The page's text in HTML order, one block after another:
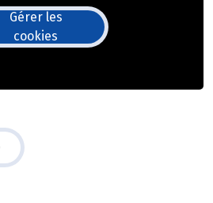
Gérer les
cookies